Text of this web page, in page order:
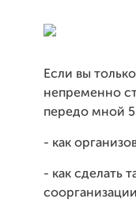
Если вы
непременно
передо мной 5
- как
- как сделать